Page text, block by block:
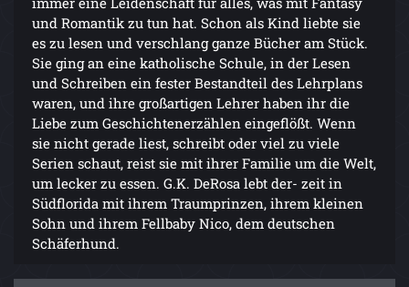
und Romantik zu tun hat. Schon als Kind liebte sie
es zu lesen und verschlang ganze Bücher am Stück.
Sie ging an eine katholische Schule, in der Lesen
und Schreiben ein fester Bestandteil des Lehrplans
waren, und ihre großartigen Lehrer haben ihr die
Liebe zum Geschichtenerzählen eingeflößt. Wenn
sie nicht gerade liest, schreibt oder viel zu viele
Serien schaut, reist sie mit ihrer Familie um die Welt,
um lecker zu essen. G.K. DeRosa lebt der- zeit in
Südflorida mit ihrem Traumprinzen, ihrem kleinen
Sohn und ihrem Fellbaby Nico, dem deutschen
Schäferhund.